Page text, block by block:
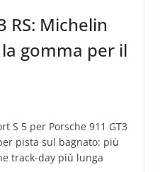
RS: Michelin
gomma per il
S 5 per Porsche 911 GT3
pista sul bagnato: più
track-day più lunga